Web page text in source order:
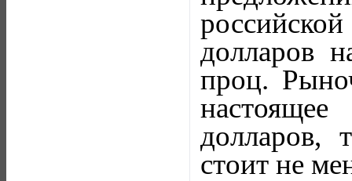
долларов
проц.
долларов,
стоит не